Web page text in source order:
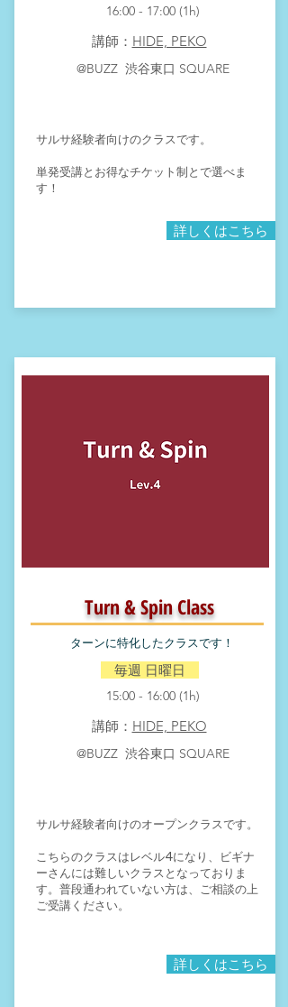
16:00 - 17:00 (1h)
​講師： HIDE, PEKO
​@BUZZ 渋谷東口 SQUARE
サルサ経験者向けのクラスです。
単発受講とお得なチケット制とで選べま
す！
詳しくはこちら
Turn & Spin Class
​ターンに特化したクラスです！
​ 毎週 日曜日
15:00 - 16:00 (1h)
​講師： HIDE, PEKO
​@BUZZ 渋谷東口 SQUARE
サルサ経験者向けのオープンクラスです。
こちらのクラスはレベル4になり、ビギナ
ーさんには難しいクラスとなっておりま
す。普段通われていない方は、ご相談の上
ご受講ください。​
詳しくはこちら